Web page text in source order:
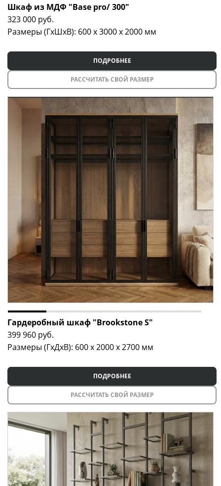
Шкаф из МДФ "Base pro/ 300"
323 000 руб.
Размеры (ГxШxВ): 600 x 3000 x 2000 мм
ПОДРОБНЕЕ
РАССЧИТАТЬ СВОЙ РАЗМЕР
Гардеробный шкаф "Brookstone S"
399 960 руб.
Размеры (ГxДxВ): 600 x 2000 x 2700 мм
ПОДРОБНЕЕ
РАССЧИТАТЬ СВОЙ РАЗМЕР